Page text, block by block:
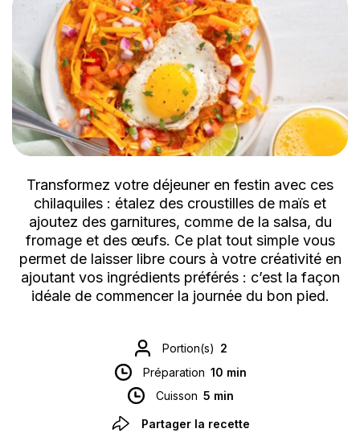
Transformez votre déjeuner en festin avec ces
chilaquiles : étalez des croustilles de maïs et
ajoutez des garnitures, comme de la salsa, du
fromage et des œufs. Ce plat tout simple vous
permet de laisser libre cours à votre créativité en
ajoutant vos ingrédients préférés : c’est la façon
idéale de commencer la journée du bon pied.
Portion(s) 2
Préparation 10 min
Cuisson 5 min
Partager la recette